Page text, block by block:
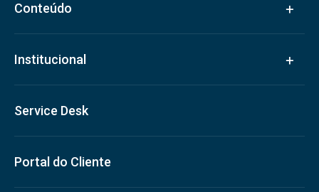
Conteúdo
Institucional
Service Desk
Portal do Cliente